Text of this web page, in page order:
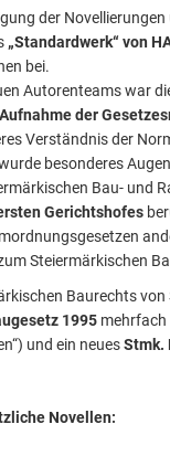
der
„Standardwerk“ von
bei.
Autorenteams war
Aufnahme der
Verständnis der
besonderes
Bau- und
Gerichtshofes
Steiermärkischen
Baurechts
1995 mehrfach
und ein neuesStmk.
Novellen: